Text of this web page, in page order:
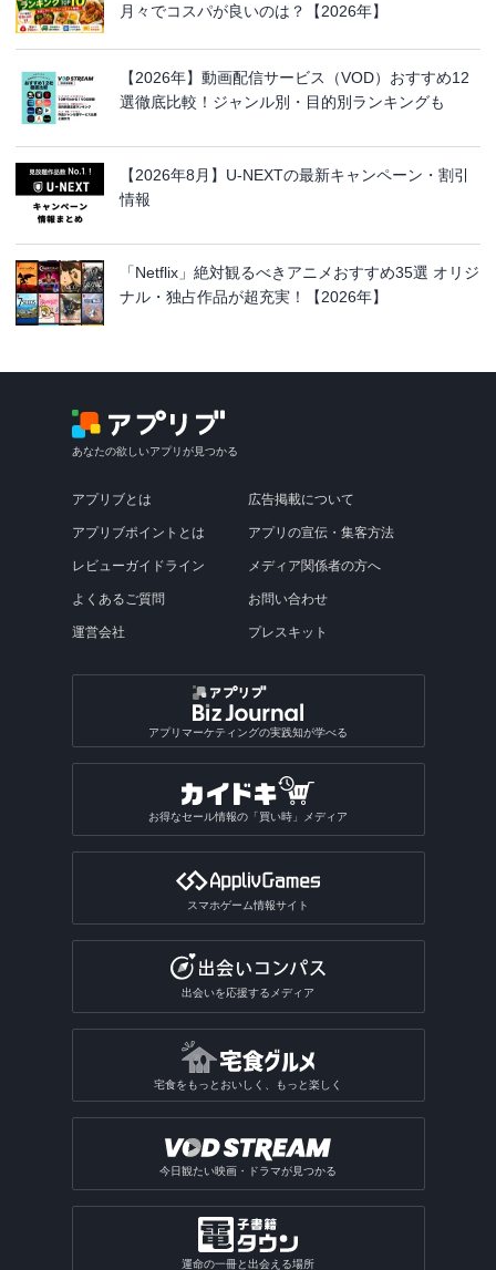
月々でコスパが良いのは？【2026年】
【2026年】動画配信サービス（VOD）おすすめ12
選徹底比較！ジャンル別・目的別ランキングも
【2026年8月】U-NEXTの最新キャンペーン・割引
情報
「Netflix」絶対観るべきアニメおすすめ35選 オリジ
ナル・独占作品が超充実！【2026年】
あなたの欲しいアプリが見つかる
アプリブとは
アプリブポイントとは
レビューガイドライン
よくあるご質問
運営会社
広告掲載について
アプリの宣伝・集客方法
メディア関係者の方へ
お問い合わせ
プレスキット
アプリマーケティングの実践知が学べる
お得なセール情報の「買い時」メディア
スマホゲーム情報サイト
出会いを応援するメディア
宅食をもっとおいしく、もっと楽しく
今日観たい映画・ドラマが見つかる
運命の一冊と出会える場所